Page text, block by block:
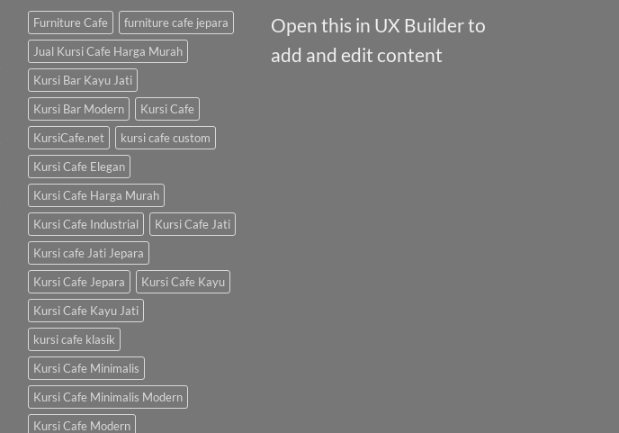
Furniture Cafe
furniture cafe jepara
Jual Kursi Cafe Harga Murah
Kursi Bar Kayu Jati
Kursi Bar Modern
Kursi Cafe
KursiCafe.net
kursi cafe custom
Kursi Cafe Elegan
Kursi Cafe Harga Murah
Kursi Cafe Industrial
Kursi Cafe Jati
Kursi cafe Jati Jepara
Kursi Cafe Jepara
Kursi Cafe Kayu
Kursi Cafe Kayu Jati
kursi cafe klasik
Kursi Cafe Minimalis
Kursi Cafe Minimalis Modern
Kursi Cafe Modern
Open this in UX Builder to
add and edit content